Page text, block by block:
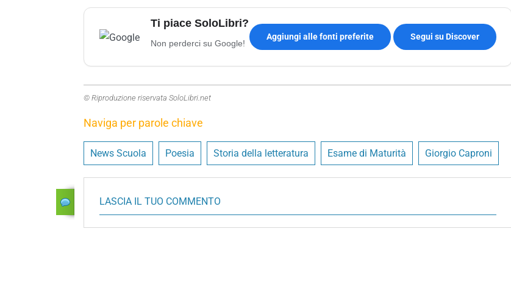
Ti piace SoloLibri?
Non perderci su Google!
Aggiungi alle fonti preferite Segui su Discover
© Riproduzione riservata SoloLibri.net
Naviga per parole chiave
News Scuola Poesia Storia della letteratura Esame di Maturità Giorgio Caproni
LASCIA IL TUO COMMENTO